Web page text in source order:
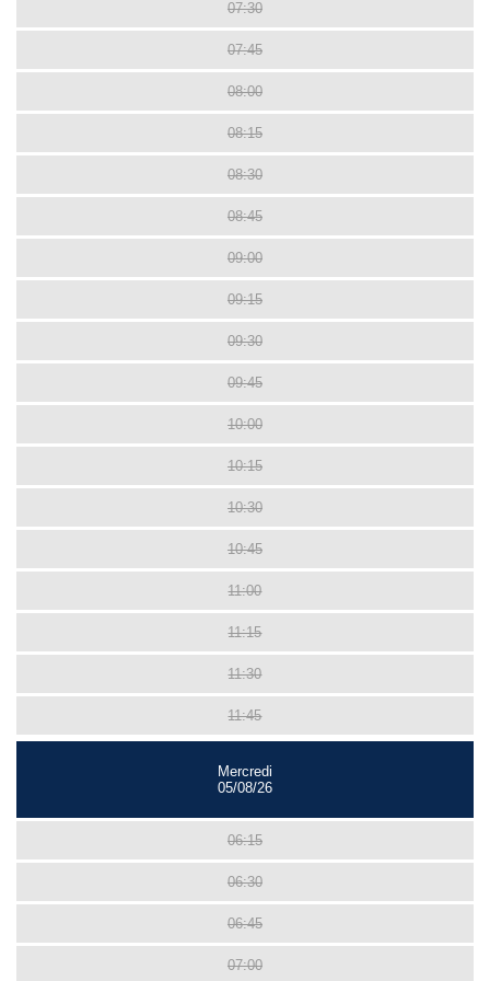
07:30
07:45
08:00
08:15
08:30
08:45
09:00
09:15
09:30
09:45
10:00
10:15
10:30
10:45
11:00
11:15
11:30
11:45
Mercredi
05/08/26
06:15
06:30
06:45
07:00